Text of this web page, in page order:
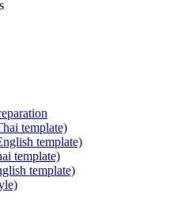
template)
template)
template)
template)